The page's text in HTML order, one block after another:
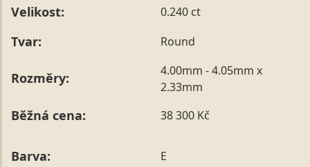
Velikost: 0.240 ct
Tvar: Round
Rozměry:
4.00mm - 4.05mm x
2.33mm
Běžná cena: 38 300 Kč
Barva: E